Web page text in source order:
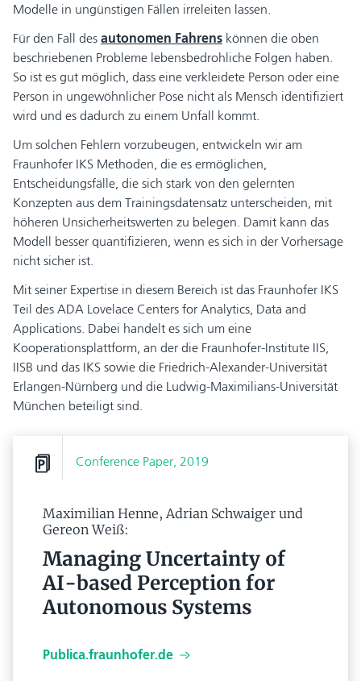
Modelle in ungünstigen Fällen irreleiten lassen.
Für den Fall des autonomen Fahrens können die oben
beschriebenen Probleme lebensbedrohliche Folgen haben.
So ist es gut möglich, dass eine verkleidete Person oder eine
Person in ungewöhnlicher Pose nicht als Mensch identifiziert
wird und es dadurch zu einem Unfall kommt.
Um solchen Fehlern vorzubeugen, entwickeln wir am
Fraunhofer IKS Methoden, die es ermöglichen,
Entscheidungsfälle, die sich stark von den gelernten
Konzepten aus dem Trainingsdatensatz unterscheiden, mit
höheren Unsicherheitswerten zu belegen. Damit kann das
Modell besser quantifizieren, wenn es sich in der Vorhersage
nicht sicher ist.
Mit seiner Expertise in diesem Bereich ist das Fraunhofer IKS
Teil des ADA Lovelace Centers for Analytics, Data and
Applications. Dabei handelt es sich um eine
Kooperationsplattform, an der die Fraunhofer-Institute IIS,
IISB und das IKS sowie die Friedrich-Alexander-Universität
Erlangen-Nürnberg und die Ludwig-Maximilians-Universität
München beteiligt sind.
Conference Paper, 2019
Maximilian Henne, Adrian Schwaiger und
Gereon Weiß:
Managing Uncertainty of
AI-based Perception for
Autonomous Systems
Publica.fraunhofer.de